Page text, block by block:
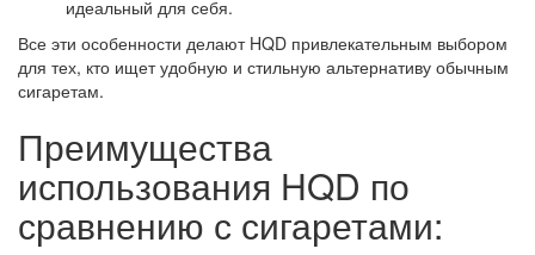
идеальный для себя.
Все эти особенности делают HQD привлекательным выбором
для тех, кто ищет удобную и стильную альтернативу обычным
сигаретам.
Преимущества
использования HQD по
сравнению с сигаретами: